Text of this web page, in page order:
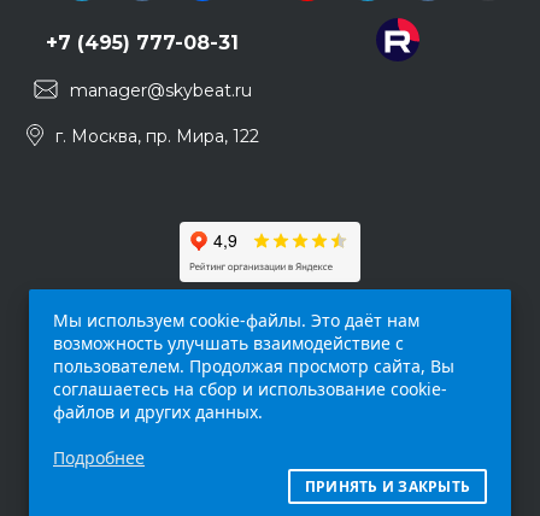
+7 (495) 777-08-31
manager@skybeat.ru
г. Москва, пр. Мира, 122
интернет-сайт (
исключительно информационный характер и
ни при каких условиях не является публичной
Мы используем cookie-файлы. Это даёт нам
возможность улучшать взаимодействие с
пользователем. Продолжая просмотр сайта, Вы
соглашаетесь на сбор и использование cookie-
файлов и других данных.
Подробнее
ПРИНЯТЬ И ЗАКРЫТЬ